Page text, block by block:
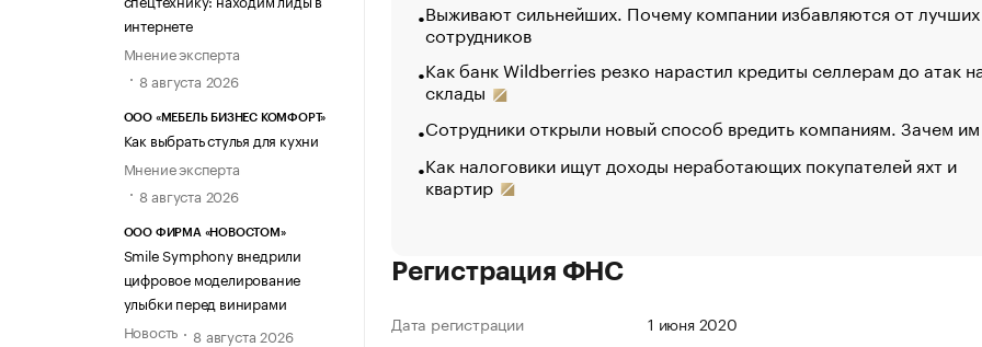
интернете
Мнение эксперта
8 августа 2026
ООО «МЕБЕЛЬ БИЗНЕС КОМФОРТ»
Как выбрать стулья для кухни
Мнение эксперта
8 августа 2026
ООО ФИРМА «НОВОСТОМ»
Smile Symphony внедрили
цифровое моделирование
улыбки перед винирами
Новость
8 августа 2026
Выживают сильнейших. Почему компании избавляются от лучших
сотрудников
Как банк Wildberries резко нарастил кредиты селлерам до атак
склады
Сотрудники открыли новый способ вредить компаниям. Зачем
Как налоговики ищут доходы неработающих покупателей яхт и
квартир
Регистрация ФНС
Дата регистрации
1 июня 2020